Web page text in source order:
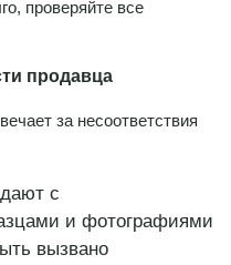
проверяйте все
продавца
за несоответствия
с
и фотографиями
вызвано